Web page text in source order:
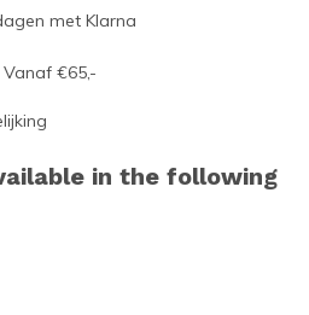
met Klarna
Vanaf €65,-
in the following